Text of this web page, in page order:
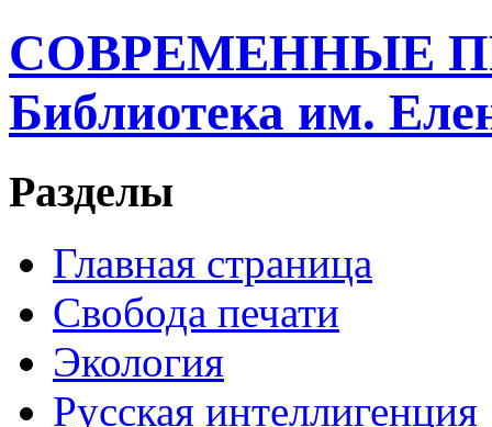
СОВРЕМЕННЫЕ
Библиотека им.
Разделы
Главная страница
Свобода печати
Экология
Русская интеллигенция